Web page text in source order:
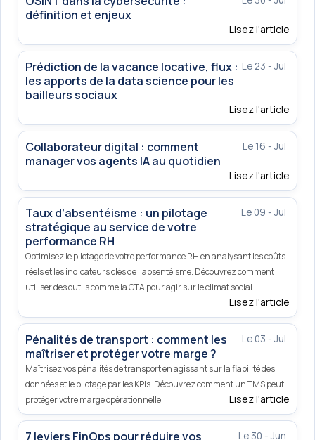
définition et enjeux
Lisez l'article
Le 23 - Jul
Prédiction de la vacance locative, flux :
les apports de la data science pour les
bailleurs sociaux
Lisez l'article
Le 16 - Jul
Collaborateur digital : comment
manager vos agents IA au quotidien
Lisez l'article
Le 09 - Jul
Taux d’absentéisme : un pilotage
stratégique au service de votre
performance RH
Optimisez le pilotage de votre performance RH en analysant les coûts
réels et les indicateurs clés de l'absentéisme. Découvrez comment
utiliser des outils comme la GTA pour agir sur le climat social.
Lisez l'article
Le 03 - Jul
Pénalités de transport : comment les
maîtriser et protéger votre marge ?
Maîtrisez vos pénalités de transport en agissant sur la fiabilité des
données et le pilotage par les KPIs. Découvrez comment un TMS peut
protéger votre marge opérationnelle.
Lisez l'article
Le 30 - Jun
7 leviers FinOps pour réduire vos